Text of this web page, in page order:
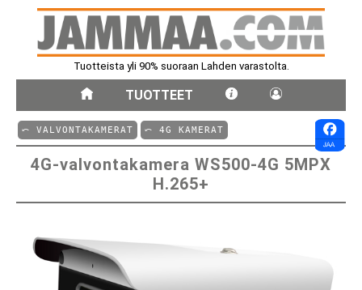
Tuotteista yli 90% suoraan Lahden varastolta.
TUOTTEET
⤺ VALVONTAKAMERAT ⤺ 4G KAMERAT
4G-valvontakamera WS500-4G 5MPX
H.265+